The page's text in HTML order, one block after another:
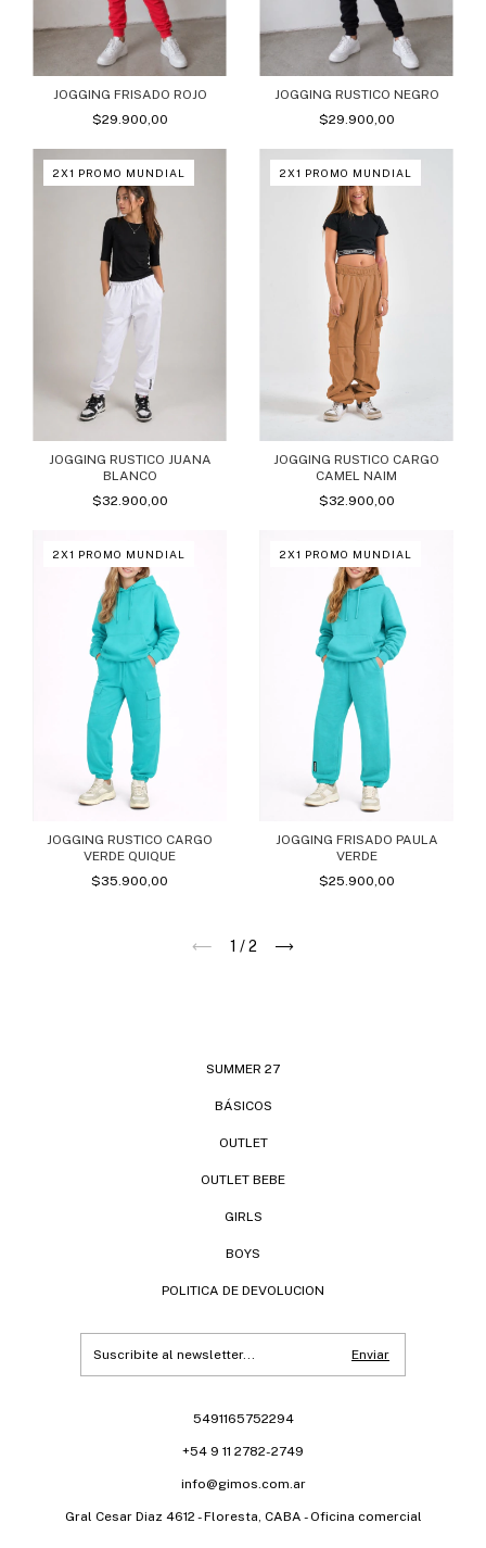
JOGGING FRISADO ROJO
$29.900,00
JOGGING RUSTICO NEGRO
$29.900,00
2X1 PROMO MUNDIAL
JOGGING RUSTICO JUANA
BLANCO
$32.900,00
2X1 PROMO MUNDIAL
JOGGING RUSTICO CARGO
CAMEL NAIM
$32.900,00
2X1 PROMO MUNDIAL
JOGGING RUSTICO CARGO
VERDE QUIQUE
$35.900,00
2X1 PROMO MUNDIAL
JOGGING FRISADO PAULA
VERDE
$25.900,00
1 / 2
SUMMER 27
BÁSICOS
OUTLET
OUTLET BEBE
GIRLS
BOYS
POLITICA DE DEVOLUCION
5491165752294
+54 9 11 2782-2749
info@gimos.com.ar
Gral Cesar Diaz 4612 - Floresta, CABA - Oficina comercial